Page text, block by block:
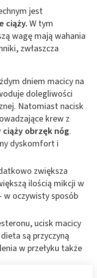
jest
ciąży.W tym
wagę mają wahania
zwłaszcza
dniem macicy na
dolegliwości
Natomiast nacisk
krew z
ciąży obrzęk nóg.
dyskomfort i
zwiększa
ilością mikcji w
w oczywisty sposób
ucisk macicy
są przyczyną
w przełyku także